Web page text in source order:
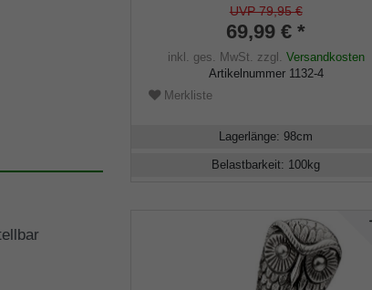
Buchenholz schwarz lackiert,
Gummipuffer.
UVP 79,95 €
69,99 € *
inkl. ges. MwSt. zzgl. Versandkosten
Artikelnummer 1132-4
Merkliste
Lagerlänge:98cm
Belastbarkeit: 100kg